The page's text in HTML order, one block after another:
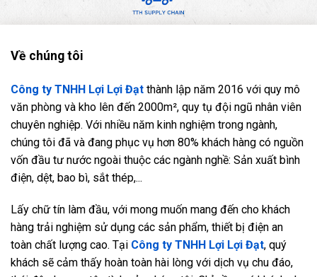
Về chúng tôi
Công ty TNHH Lợi Lợi Đạt thành lập năm 2016 với quy mô
văn phòng và kho lên đến 2000m², quy tụ đội ngũ nhân viên
chuyên nghiệp. Với nhiều năm kinh nghiệm trong ngành,
chúng tôi đã và đang phục vụ hơn 80% khách hàng có nguồn
vốn đầu tư nước ngoài thuộc các ngành nghề: Sản xuất bình
điện, dệt, bao bì, sắt thép,...
Lấy chữ tín làm đầu, với mong muốn mang đến cho khách
hàng trải nghiệm sử dụng các sản phẩm, thiết bị điện an
toàn chất lượng cao. Tại Công ty TNHH Lợi Lợi Đạt, quý
khách sẽ cảm thấy hoàn toàn hài lòng với dịch vụ chu đáo,